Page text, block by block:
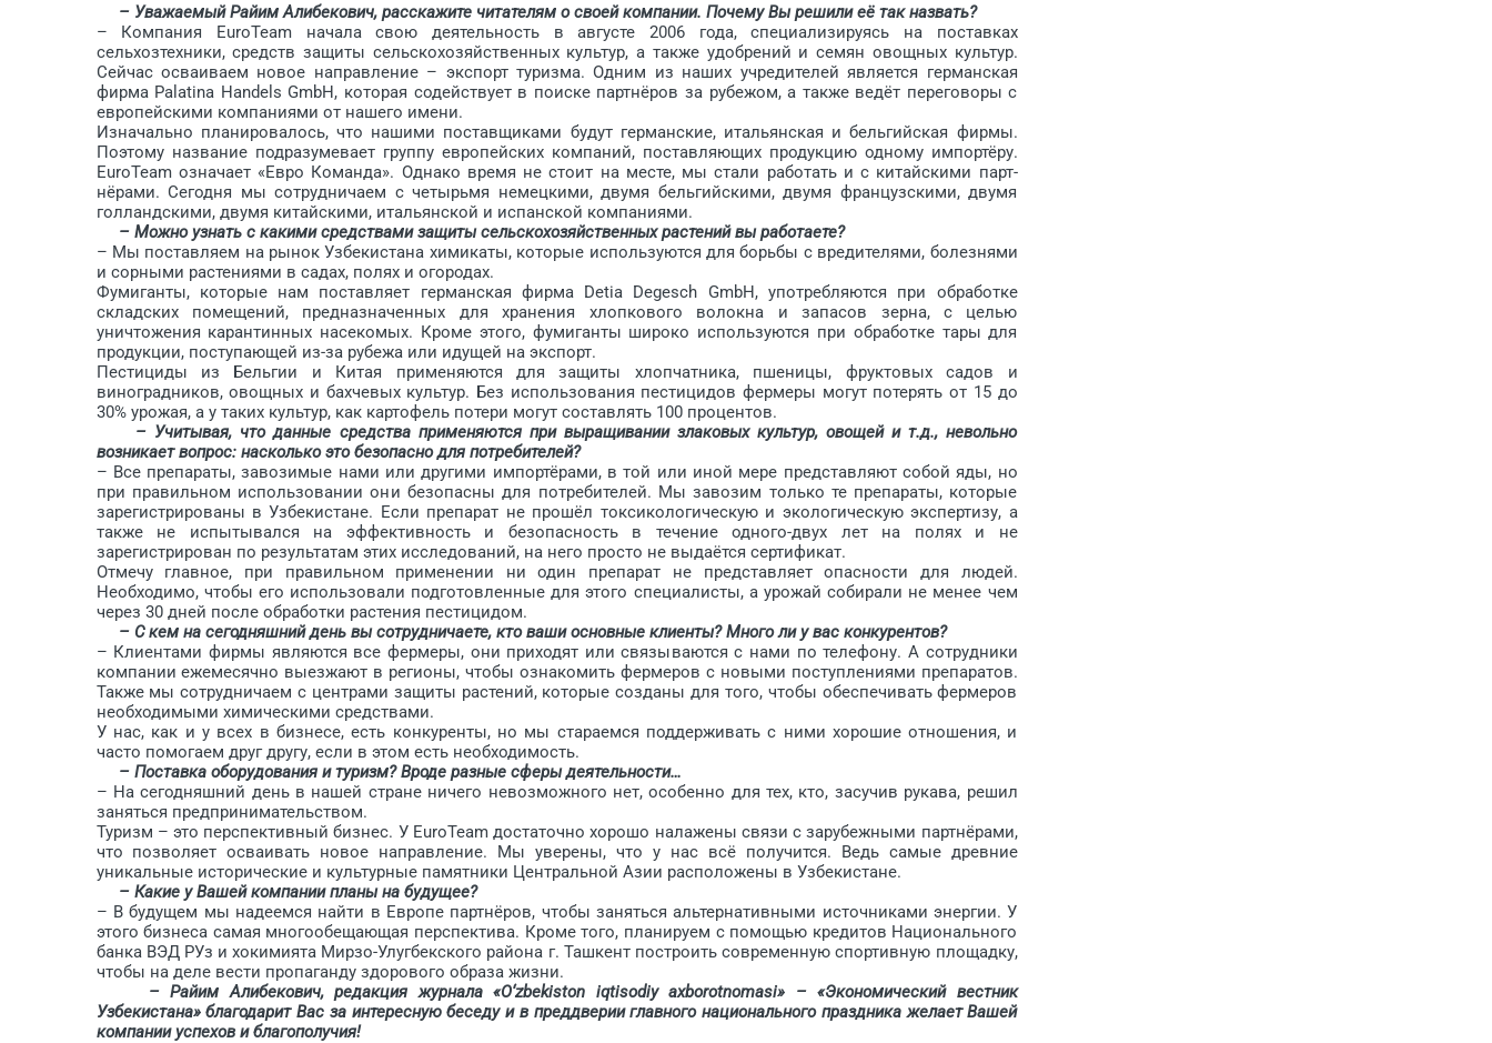
– Уважаемый Райим Алибекович, расскажите читателям о своей компании. Почему Вы решили её так назвать?
– Компания EuroTeam начала свою деятельность в августе 2006 года, специализируясь на поставках
сельхозтехники, средств защиты сельскохозяйственных культур, а также удобрений и семян овощных культур.
Сейчас осваиваем новое направление – экспорт туризма. Одним из наших учредителей является германская
фирма Palatina Handels GmbH, которая содействует в поиске партнёров за рубежом, а также ведёт переговоры с
европейскими компаниями от нашего имени.
Изначально планировалось, что нашими поставщиками будут германские, итальянская и бельгийская фирмы.
Поэтому название подразумевает группу европейских компаний, поставляющих продукцию одному импортёру.
EuroTeam означает «Евро Команда». Однако время не стоит на месте, мы стали работать и с китайскими парт­
нёрами. Сегодня мы сотрудничаем с четырьмя немецкими, двумя бельгийскими, двумя французскими, двумя
голландскими, двумя китайскими, итальянской и испанской компаниями.
– Можно узнать с какими средствами защиты сельскохозяйственных растений вы работаете?
– Мы поставляем на рынок Узбекистана химикаты, которые используются для борьбы с вредителями, болезнями
и сорными растениями в садах, полях и огородах.
Фумиганты, которые нам поставляет германская фирма Detia Degesch GmbH, употребляются при обработке
складских помещений, предназначенных для хранения хлопкового волокна и запасов зерна, с целью
уничтожения карантинных насекомых. Кроме этого, фумиганты широко используются при обработке тары для
продукции, поступающей из-за рубежа или идущей на экс­порт.
Пестициды из Бельгии и Китая применяются для защиты хлопчатника, пшеницы, фруктовых садов и
виноградников, овощных и бахчевых культур. Без использования пестицидов фермеры могут потерять от 15 до
30% урожая, а у таких культур, как картофель потери могут составлять 100 процентов.
– Учитывая, что данные средства применяются при выращивании злаковых культур, овощей и т.д., невольно
возникает вопрос: насколько это безопасно для потребителей?
– Все препараты, завозимые нами или другими импортёрами, в той или иной мере представляют собой яды, но
при правильном использовании они безопасны для потребителей. Мы завозим только те препараты, которые
зарегистрированы в Узбекистане. Если препарат не прошёл токсикологическую и экологическую экспертизу, а
также не испытывался на эффективность и безопасность в течение одного-двух лет на полях и не
зарегистрирован по результатам этих исследований, на него просто не выдаётся сертификат.
Отмечу главное, при правильном применении ни один препарат не представляет опасности для людей.
Необходимо, чтобы его использовали подготовленные для этого специалисты, а урожай собирали не менее чем
через 30 дней после обработки растения пестицидом.
– С кем на сегодняшний день вы сотрудничаете, кто ваши основные клиенты? Много ли у вас конкурентов?
– Клиентами фирмы являются все фермеры, они приходят или связываются с нами по телефону. А сотрудники
компании ежемесячно выезжают в регионы, чтобы ознакомить фермеров с новыми поступлениями препаратов.
Также мы сотрудничаем с центрами защиты растений, которые созданы для того, чтобы обеспечивать фермеров
необходимыми химическими средствами.
У нас, как и у всех в бизнесе, есть конкуренты, но мы стараемся поддерживать с ними хорошие отношения, и
часто помогаем друг другу, если в этом есть необходимость.
– Поставка оборудования и туризм? Вроде разные сферы деятельности…
– На сегодняшний день в нашей стране ничего невозможного нет, особенно для тех, кто, засучив рукава, решил
заняться предпринимательством.
Туризм – это перспективный бизнес. У EuroTeam достаточно хорошо налажены связи с зарубежными партнёрами,
что позволяет осваивать новое направление. Мы уверены, что у нас всё получится. Ведь самые древние
уникальные исторические и культурные памятники Центральной Азии расположены в Узбекистане.
– Какие у Вашей компании планы на будущее?
– В будущем мы надеемся найти в Европе партнёров, чтобы заняться альтернативными источниками энергии. У
этого бизнеса самая многообещающая перспектива. Кроме того, планируем с помощью кредитов Национального
банка ВЭД РУз и хокимията Мирзо-Улугбекского района г. Ташкент построить современную спортивную площадку,
чтобы на деле вести пропаганду здорового образа жизни.
– Райим Алибекович, редакция журнала «O‘zbekiston iqtisodiy axborotnomasi» – «Экономический вестник
Узбекистана» благодарит Вас за интересную беседу и в преддверии главного национального праздника желает Вашей
компании успехов и благополучия!